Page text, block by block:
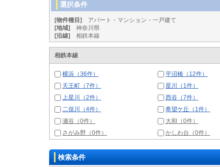
選択条件
[物件種目]
アパート・マンション・一戸建て
[地域]
神奈川県
[沿線]
相鉄本線
相鉄本線
横浜（36件）
平沼橋（12件）
天王町（7件）
星川（1件）
上星川（2件）
西谷（7件）
二俣川（4件）
希望ケ丘（1件）
瀬谷（0件）
大和（0件）
さがみ野（0件）
かしわ台（0件）
検索条件